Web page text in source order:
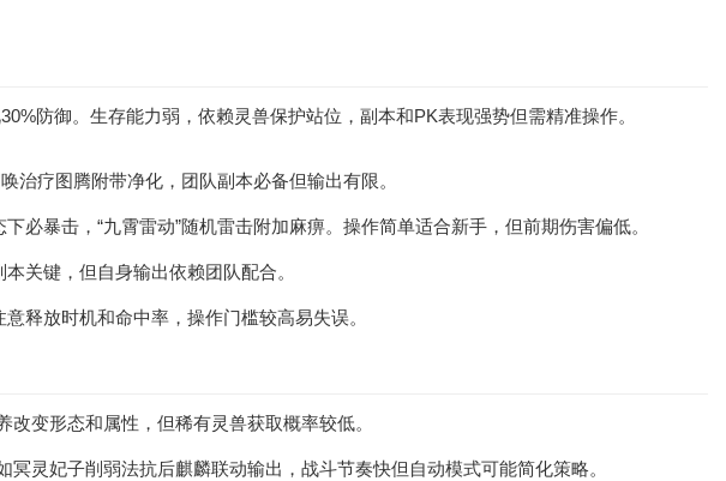
防御。生存能力弱，依赖灵兽保护站位，副本和PK表现强势但需精准操作。
治疗图腾附带净化，团队副本必备但输出有限。
暴击，“九霄雷动”随机雷击附加麻痹。操作简单适合新手，但前期伤害偏低。
关键，但自身输出依赖团队配合。
释放时机和命中率，操作门槛较高易失误。
变形态和属性，但稀有灵兽获取概率较低。
灵妃子削弱法抗后麒麟联动输出，战斗节奏快但自动模式可能简化策略。